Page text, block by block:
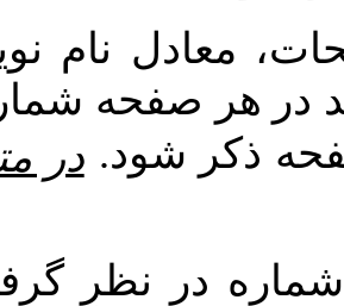
معادل نام
در هر صفحه
ذکر شود. در
در نظر